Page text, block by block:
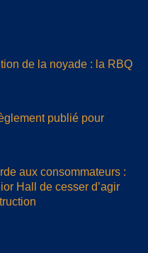
de la noyade : la RBQ
publié pour
aux consommateurs :
Hall de cesser d’agir